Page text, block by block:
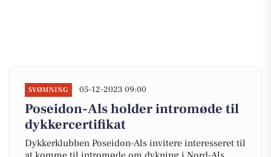
SVØMNING 05-12-2023 09:00
Poseidon-Als holder intromøde til
dykkercertifikat
Dykkerklubben Poseidon-Als invitere interesseret til